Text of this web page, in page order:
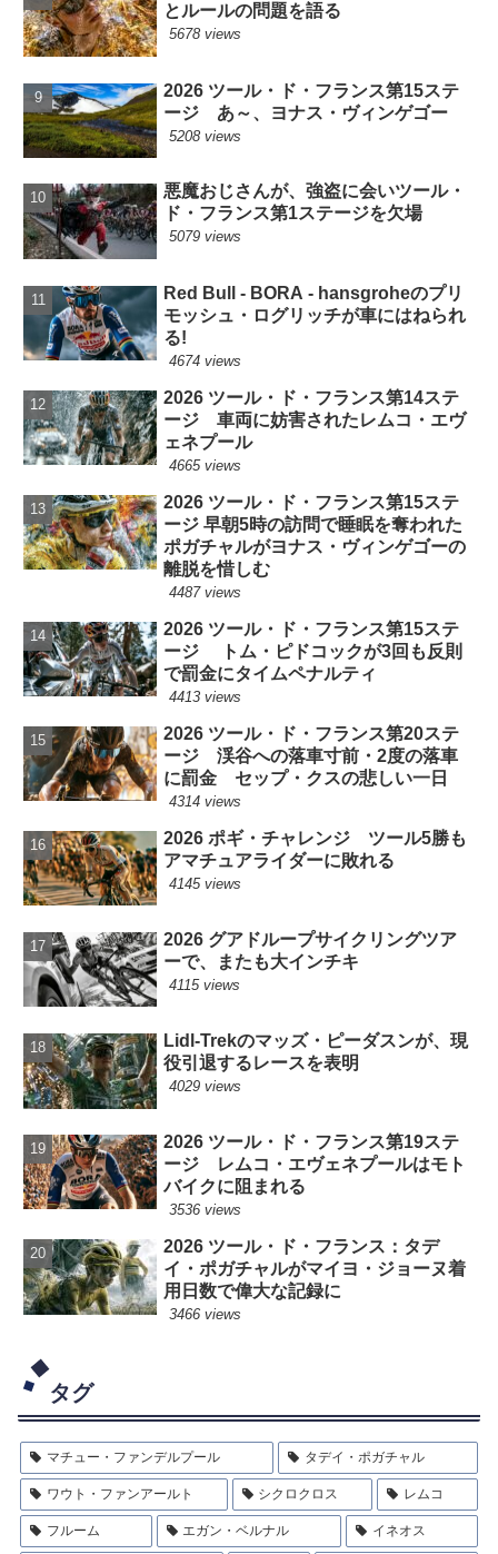
とルールの問題を語る
5678 views
2026 ツール・ド・フランス第15ステ
ージ あ～、ヨナス・ヴィンゲゴー
5208 views
悪魔おじさんが、強盗に会いツール・
ド・フランス第1ステージを欠場
5079 views
Red Bull - BORA - hansgroheのプリ
モッシュ・ログリッチが車にはねられ
る!
4674 views
2026 ツール・ド・フランス第14ステ
ージ 車両に妨害されたレムコ・エヴ
ェネプール
4665 views
2026 ツール・ド・フランス第15ステ
ージ 早朝5時の訪問で睡眠を奪われた
ポガチャルがヨナス・ヴィンゲゴーの
離脱を惜しむ
4487 views
2026 ツール・ド・フランス第15ステ
ージ トム・ピドコックが3回も反則
で罰金にタイムペナルティ
4413 views
2026 ツール・ド・フランス第20ステ
ージ 渓谷への落車寸前・2度の落車
に罰金 セップ・クスの悲しい一日
4314 views
2026 ポギ・チャレンジ ツール5勝も
アマチュアライダーに敗れる
4145 views
2026 グアドループサイクリングツア
ーで、またも大インチキ
4115 views
Lidl-Trekのマッズ・ピーダスンが、現
役引退するレースを表明
4029 views
2026 ツール・ド・フランス第19ステ
ージ レムコ・エヴェネプールはモト
バイクに阻まれる
3536 views
2026 ツール・ド・フランス：タデ
イ・ポガチャルがマイヨ・ジョーヌ着
用日数で偉大な記録に
3466 views
タグ
マチュー・ファンデルプール タデイ・ポガチャル
ワウト・ファンアールト シクロクロス レムコ
フルーム エガン・ベルナル イネオス